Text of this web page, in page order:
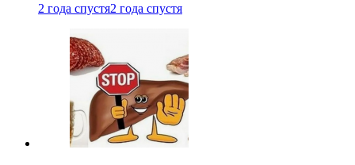
2 года спустя2 года спустя